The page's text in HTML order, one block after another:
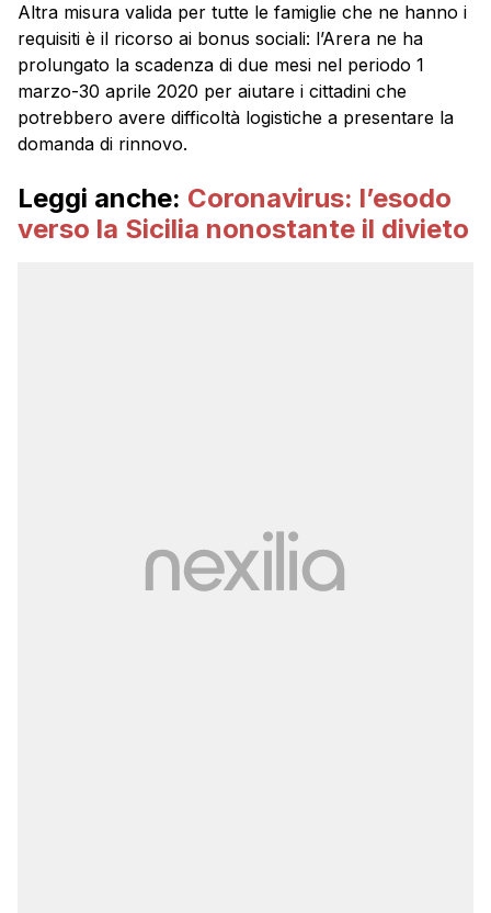
Altra misura valida per tutte le famiglie che ne hanno i
requisiti è il ricorso ai bonus sociali: l’Arera ne ha
prolungato la scadenza di due mesi nel periodo 1
marzo-30 aprile 2020 per aiutare i cittadini che
potrebbero avere difficoltà logistiche a presentare la
domanda di rinnovo.
Leggi anche: Coronavirus: l’esodo
verso la Sicilia nonostante il divieto